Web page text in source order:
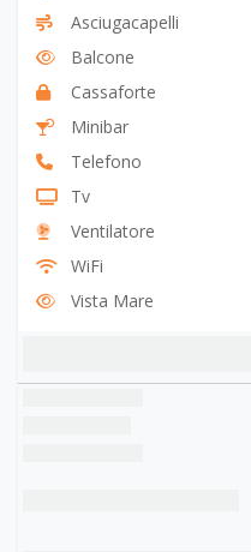
Asciugacapelli
Balcone
Cassaforte
Minibar
Telefono
Tv
Ventilatore
WiFi
Vista Mare